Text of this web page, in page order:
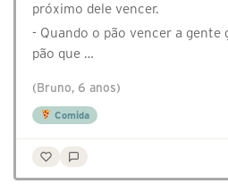
próximo dele vencer.
- Quando o pão vencer a gente
pão que …
(Bruno, 6 anos)
Comida